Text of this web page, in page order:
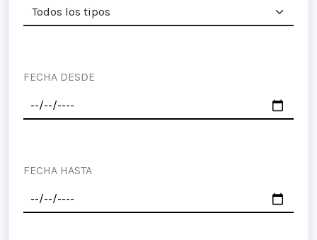
FECHA DESDE
FECHA HASTA